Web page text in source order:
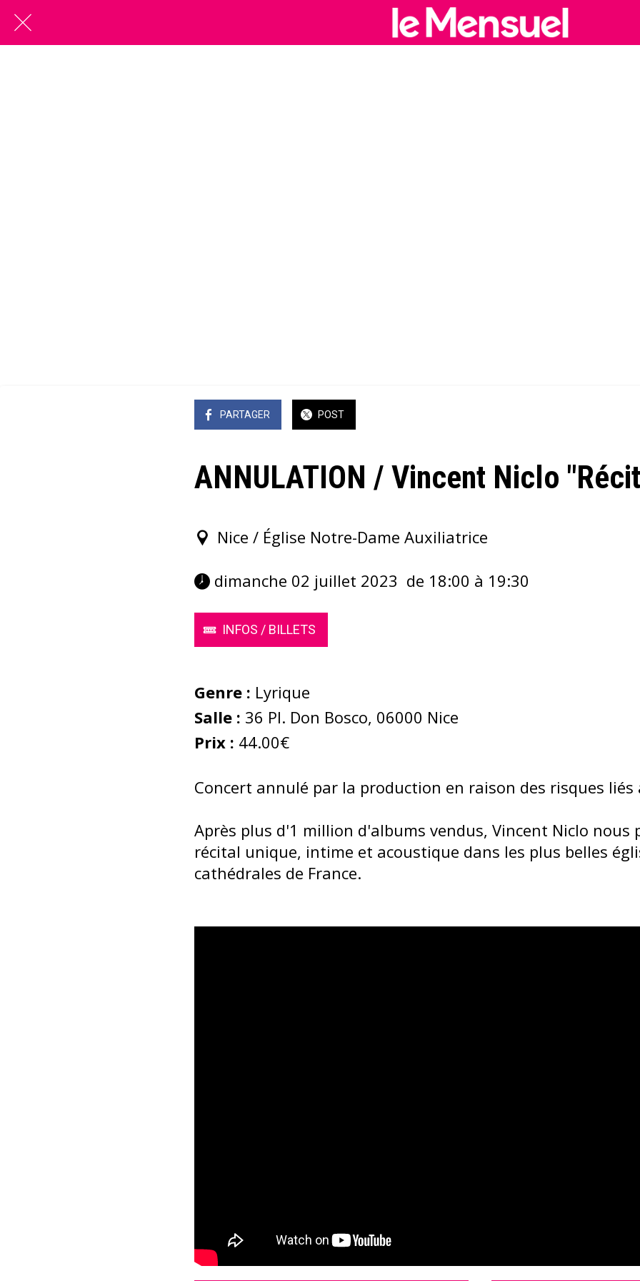
PARTAGER POST
ANNULATION / Vincent Niclo
Nice / Église Notre-Dame Auxiliatrice
dimanche 02 juillet 2023  de 18:00 à 19:30
INFOS / BILLETS
Genre : Lyrique
Salle : 36 Pl. Don Bosco, 06000 Nice
Prix : 44.00€
Concert annulé par la production en raison des risques
Après plus d'1 million d'albums vendus, Vincent Niclo nous
récital unique, intime et acoustique dans les plus belles
cathédrales de France.